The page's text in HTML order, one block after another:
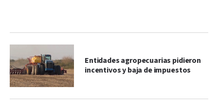
Entidades agropecuarias pidieron
incentivos y baja de impuestos